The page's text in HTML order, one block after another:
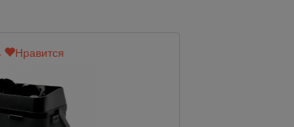
Нравится